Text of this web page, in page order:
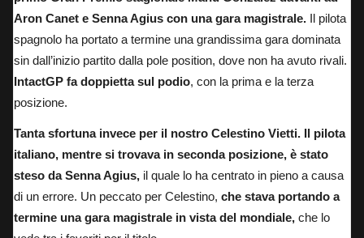
Aron Canet e Senna Agius con una gara magistrale. Il pilota
spagnolo ha portato a termine una grandissima gara dominata
sin dall’inizio partito dalla pole position, dove non ha avuto rivali.
IntactGP fa doppietta sul podio, con la prima e la terza
posizione.
Tanta sfortuna invece per il nostro Celestino Vietti. Il pilota
italiano, mentre si trovava in seconda posizione, è stato
steso da Senna Agius, il quale lo ha centrato in pieno a causa
di un errore. Un peccato per Celestino, che stava portando a
termine una gara magistrale in vista del mondiale, che lo